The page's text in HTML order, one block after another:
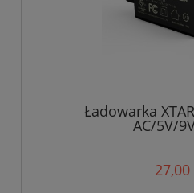
Ładowarka
AC/5V/
27,00